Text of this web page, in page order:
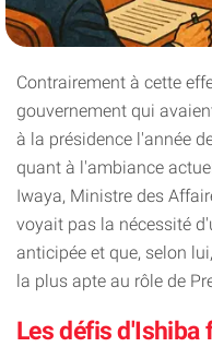
Contrairement à cette
gouvernement qui
à la présidence l'année
quant à l'ambiance
Iwaya, Ministre des
voyait pas la nécessité
anticipée et que, selon
la plus apte au rôle de
Les défis d'Ishiba